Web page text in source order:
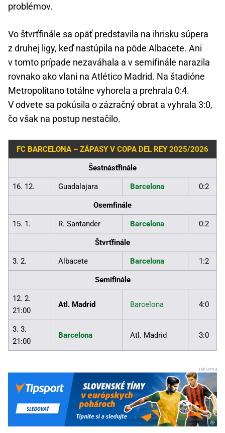
problémov.
Vo štvrťfinále sa opäť predstavila na ihrisku súpera
z druhej ligy, keď nastúpila na pôde Albacete. Ani
v tomto prípade nezaváhala a v semifinále narazila
rovnako ako vlani na Atlético Madrid. Na štadióne
Metropolitano totálne vyhorela a prehrala 0:4.
V odvete sa pokúsila o zázračný obrat a vyhrala 3:0,
čo však na postup nestačilo.
FC BARCELONA – ZÁPASY V COPA DEL REY 2025/2026
Šestnásťfinále
16. 12. Guadalajara Barcelona 0:2
Osemfinále
15. 1. R. Santander Barcelona 0:2
Štvrťfinále
3. 2. Albacete Barcelona 1:2
Semifinále
12. 2.
21:00
Atl. Madrid Barcelona 4:0
3. 3.
21:00
Barcelona Atl. Madrid 3:0